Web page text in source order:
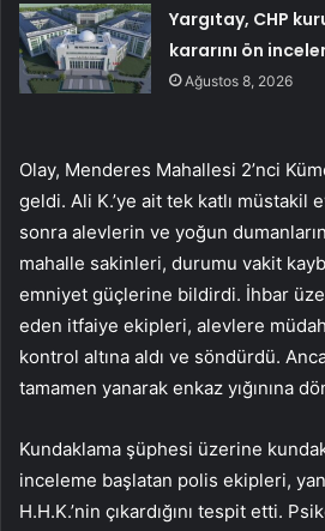
Yargıtay, CHP
kararını ön
Ağustos 8, 2026
Olay, Menderes Mahallesi 2’nci
geldi. Ali K.’ye ait tek katlı müstakil
sonra alevlerin ve yoğun
mahalle sakinleri, durumu vakit
emniyet güçlerine bildirdi. İhbar
eden itfaiye ekipleri, alevlere
kontrol altına aldı ve söndürdü.
tamamen yanarak enkaz yığınına
Kundaklama şüphesi üzerine
inceleme başlatan polis ekipleri,
H.H.K.’nin çıkardığını tespit etti.